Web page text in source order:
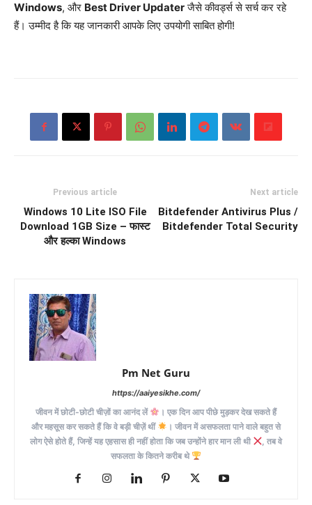
Windows, और Best Driver Updaterजैसे कीवर्ड्स से सर्च कर रहे
हैं। उम्मीद है कि यह जानकारी आपके लिए उपयोगी साबित होगी!
Previous article
Windows 10 Lite ISO File
Download 1GB Size – फास्ट
और हल्का Windows
Next article
Bitdefender Antivirus Plus /
Bitdefender Total Security
Pm Net Guru
https://aaiyesikhe.com/
जीवन में छोटी-छोटी चीज़ों का आनंद लें
। एक दिन आप पीछे मुड़कर देख सकते हैं
और महसूस कर सकते हैं कि वे बड़ी चीज़ें थीं
। जीवन में असफलता पाने वाले बहुत से
लोग ऐसे होते हैं, जिन्हें यह एहसास ही नहीं होता कि जब उन्होंने हार मान ली थी
, तब वे
सफलता के कितने करीब थे